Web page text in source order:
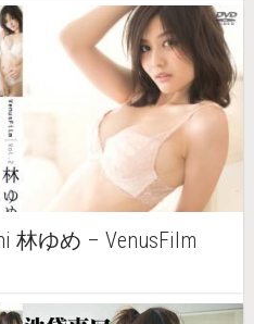
林ゆめ – VenusFilm